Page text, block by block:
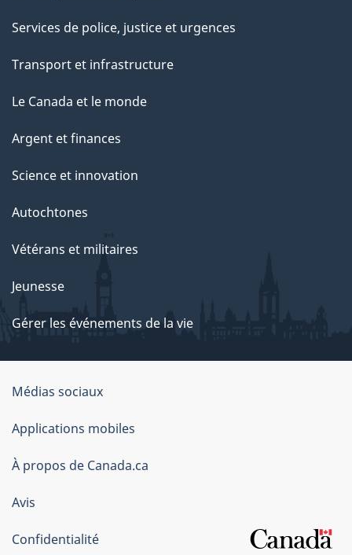
Services de police, justice et urgences
Transport et infrastructure
Le Canada et le monde
Argent et finances
Science et innovation
Autochtones
Vétérans et militaires
Jeunesse
Gérer les événements de la vie
Organisation
du
gouvernement
du
Canada
Médias sociaux
Applications mobiles
À propos de Canada.ca
Avis
Confidentialité